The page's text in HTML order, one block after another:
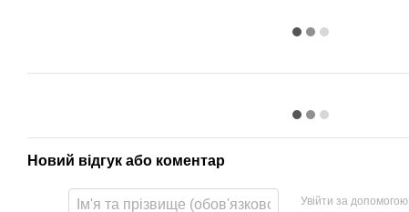
Новий відгук або коментар
Увійти за допомогою